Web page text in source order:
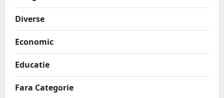
Diverse
Economic
Educatie
Fara Categorie